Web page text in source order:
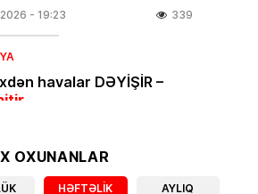
- 19:23 339
havalar DƏYİŞİR –
OXUNANLAR
HƏFTƏLIK AYLIQ